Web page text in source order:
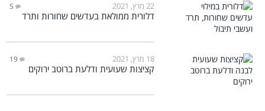
22 מרץ, 2021 5
דלורית ממולאת בעדשים שחורות ותרד
18 מרץ, 2021 19
קציצות שעועית ודלעת ברוטב ירוקים